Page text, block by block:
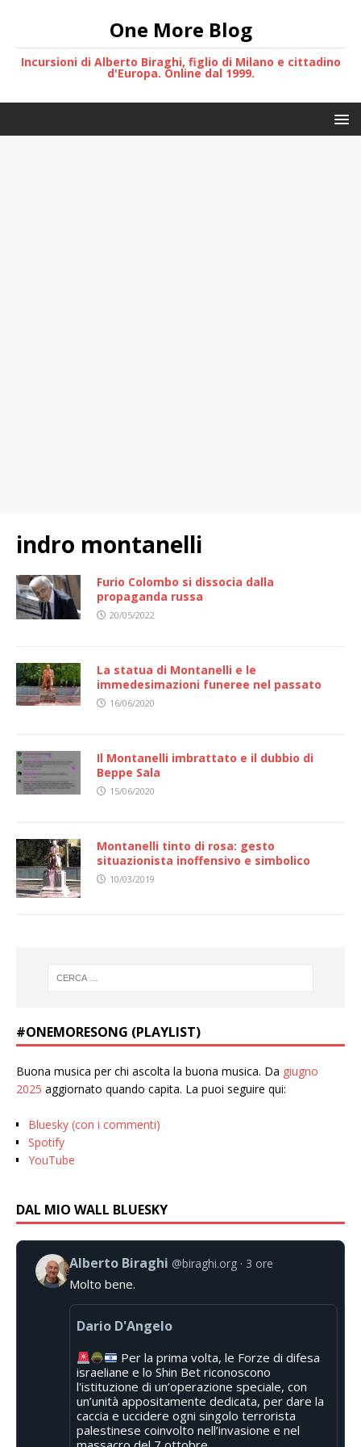
One More Blog
Incursioni di Alberto Biraghi, figlio di Milano e cittadino
d'Europa. Online dal 1999.
indro montanelli
Furio Colombo si dissocia dalla
propaganda russa
20/05/2022
La statua di Montanelli e le
immedesimazioni funeree nel passato
16/06/2020
Il Montanelli imbrattato e il dubbio di
Beppe Sala
15/06/2020
Montanelli tinto di rosa: gesto
situazionista inoffensivo e simbolico
10/03/2019
#ONEMORESONG (PLAYLIST)
Buona musica per chi ascolta la buona musica. Da giugno
2025 aggiornato quando capita. La puoi seguire qui:
Bluesky (con i commenti)
Spotify
YouTube
DAL MIO WALL BLUESKY
Alberto Biraghi @biraghi.org 3 ore
Molto bene.
Dario D'Angelo
Per la prima volta, le Forze di difesa
israeliane e lo Shin Bet riconoscono
l'istituzione di un’operazione speciale, con
un’unità appositamente dedicata, per dare la
caccia e uccidere ogni singolo terrorista
palestinese coinvolto nell’invasione e nel